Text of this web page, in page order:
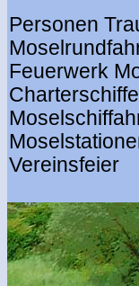
Personen
Feuerwerk
Vereinsfeier